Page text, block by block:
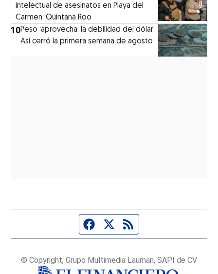
intelectual de asesinatos en Playa del
Carmen, Quintana Roo
10Peso ‘aprovecha’ la debilidad del dólar:
Así cerró la primera semana de agosto
Página de Facebook
Fuente Twitter
© Copyright, Grupo Multimedia Lauman, SAPI de CV